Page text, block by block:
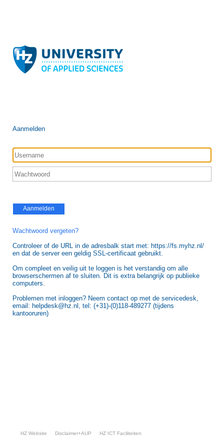
Aanmelden
Aanmelden
Wachtwoord vergeten?
Controleer of de URL in de adresbalk start met: https://fs.myhz.nl/
en dat de server een geldig SSL-certificaat gebruikt.
Om compleet en veilig uit te loggen is het verstandig om alle
browserschermen af te sluiten. Dit is extra belangrijk op publieke
computers.
Problemen met inloggen? Neem contact op met de servicedesk,
email: helpdesk@hz.nl, tel: (+31)-(0)118-489277 (tijdens
kantooruren)
HZ Website Disclaimer+AUP HZ ICT Faciliteiten